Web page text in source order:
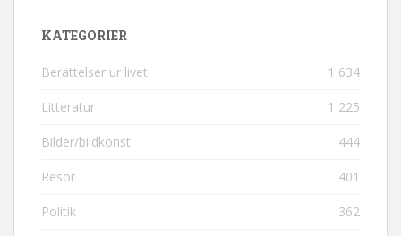
KATEGORIER
Berättelser ur livet 1 634
Litteratur 1 225
Bilder/bildkonst 444
Resor 401
Politik 362